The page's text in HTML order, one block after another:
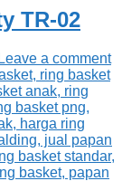
TR-02
Leave a comment